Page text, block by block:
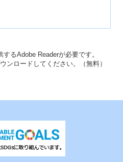
るAdobe Readerが必要です。
ンロードしてください。（無料）